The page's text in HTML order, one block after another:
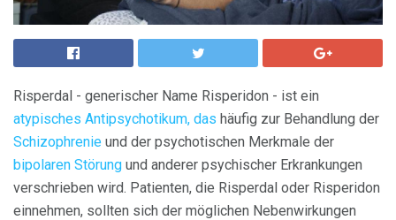
Risperdal - generischer Name Risperidon - ist ein
atypisches Antipsychotikum, das häufig zur Behandlung der
Schizophrenie und der psychotischen Merkmale der
bipolaren Störung und anderer psychischer Erkrankungen
verschrieben wird. Patienten, die Risperdal oder Risperidon
einnehmen, sollten sich der möglichen Nebenwirkungen